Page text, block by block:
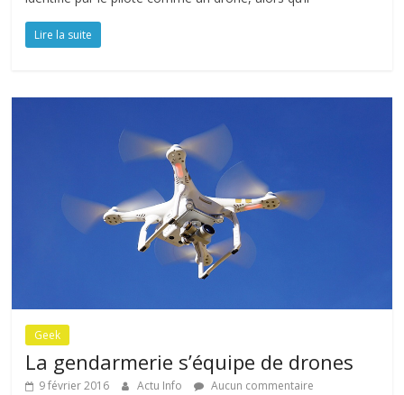
Lire la suite
Geek
La gendarmerie s’équipe de drones
9 février 2016 Actu Info Aucun commentaire